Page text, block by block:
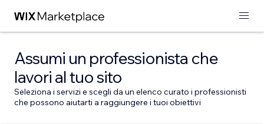
Assumi un professionista che
lavori al tuo sito
Seleziona i servizi e scegli da un elenco curato i professionisti
che possono aiutarti a raggiungere i tuoi obiettivi